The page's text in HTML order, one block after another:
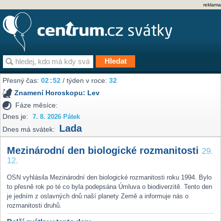
reklama
Přesný čas:02:52 / týden v roce:32
Znamení Horoskopu: Lev
Fáze měsíce:
Dnes je:
7. 8. 2026 Pátek
Dnes má svátek: Lada
Mezinárodní den biologické rozmanitosti 29.
12.
OSN vyhlásila Mezinárodní den biologické rozmanitosti roku 1994. Bylo
to přesně rok po té co byla podepsána Úmluva o biodiverzitě. Tento den
je jedním z oslavných dnů naší planety Země a informuje nás o
rozmanitosti druhů.